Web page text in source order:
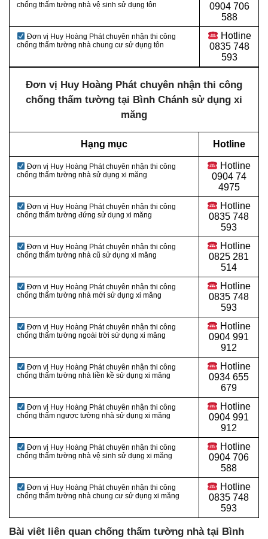
chống thấm tường nhà vệ sinh sử dụng tôn
0904 706
588
Đơn vị Huy Hoàng Phát chuyên nhận thi công
chống thấm tường nhà chung cư sử dụng tôn
Hotline
0835 748
593
Đơn vị Huy Hoàng Phát chuyên nhận thi công
chống thấm tường tại Bình Chánh sử dụng xi
măng
Hạng mục Hotline
Đơn vị Huy Hoàng Phát chuyên nhận thi công
chống thấm tường nhà sử dụng xi măng
Hotline
0904 74
4975
Đơn vị Huy Hoàng Phát chuyên nhận thi công
chống thấm tường đứng sử dụng xi măng
Hotline
0835 748
593
Đơn vị Huy Hoàng Phát chuyên nhận thi công
chống thấm tường nhà cũ sử dụng xi măng
Hotline
0825 281
514
Đơn vị Huy Hoàng Phát chuyên nhận thi công
chống thấm tường nhà mới sử dụng xi măng
Hotline
0835 748
593
Đơn vị Huy Hoàng Phát chuyên nhận thi công
chống thấm tường ngoài trời sử dụng xi măng
Hotline
0904 991
912
Đơn vị Huy Hoàng Phát chuyên nhận thi công
chống thấm tường nhà liền kề sử dụng xi măng
Hotline
0934 655
679
Đơn vị Huy Hoàng Phát chuyên nhận thi công
chống thấm ngược tường nhà sử dụng xi măng
Hotline
0904 991
912
Đơn vị Huy Hoàng Phát chuyên nhận thi công
chống thấm tường nhà vệ sinh sử dụng xi măng
Hotline
0904 706
588
Đơn vị Huy Hoàng Phát chuyên nhận thi công
chống thấm tường nhà chung cư sử dụng xi măng
Hotline
0835 748
593
Bài viêt liên quan chống thấm tường nhà tại Bình